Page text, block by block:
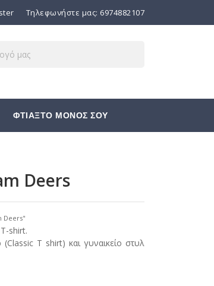
Τηλεφωνήστε μας: 6974882107
ΦΤΙΑΞΤΟ ΜΟΝΟΣ ΣΟΥ
Deers
Deers"
shirt.
(Classic T shirt) και γυναικείο στυλ